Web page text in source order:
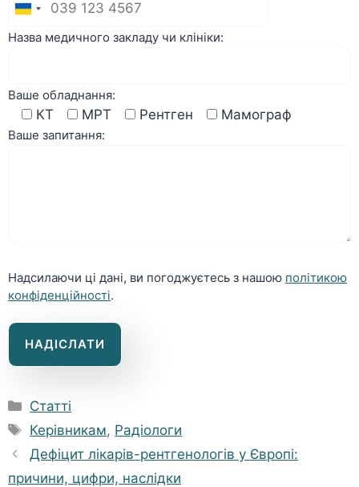
Назва медичного закладу чи клініки:
Ваше обладнання:
КТ МРТ Рентген Мамограф
Ваше запитання:
Надсилаючи ці дані, ви погоджуєтесь з нашою політикою
конфіденційності.
Категорії
Статті
Позначки
Керівникам, Радіологи
Дефіцит лікарів-рентгенологів у Європі:
причини, цифри, наслідки